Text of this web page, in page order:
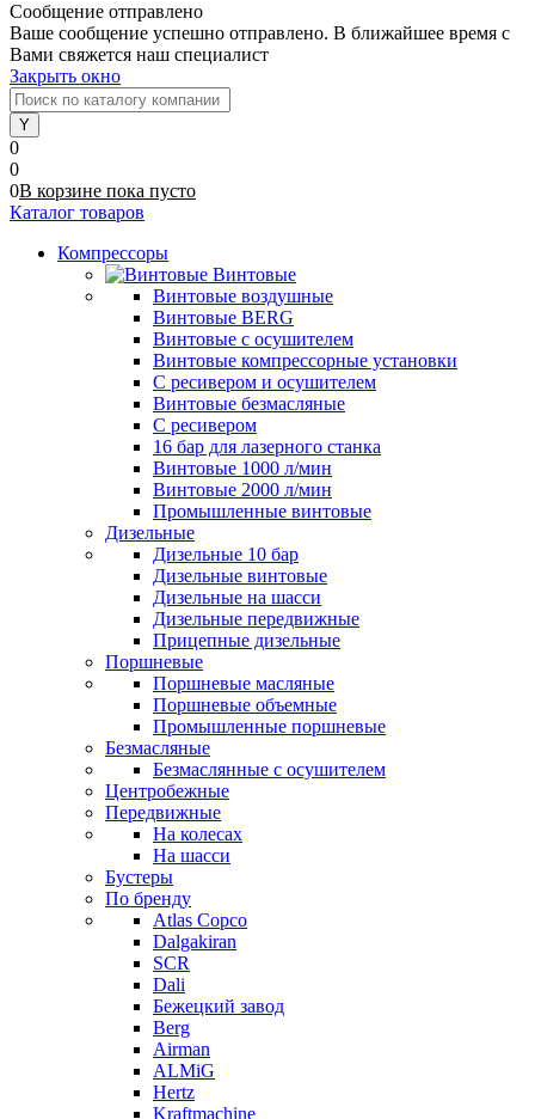
Сообщение отправлено
Ваше сообщение успешно отправлено. В ближайшее время с
Вами свяжется наш специалист
Закрыть окно
0
0
0В корзине пока пусто
Каталог товаров
Компрессоры
Винтовые
Винтовые воздушные
Винтовые BERG
Винтовые с осушителем
Винтовые компрессорные установки
C ресивером и осушителем
Винтовые безмасляные
C ресивером
16 бар для лазерного станка
Винтовые 1000 л/мин
Винтовые 2000 л/мин
Промышленные винтовые
Дизельные
Дизельные 10 бар
Дизельные винтовые
Дизельные на шасси
Дизельные передвижные
Прицепные дизельные
Поршневые
Поршневые масляные
Поршневые объемные
Промышленные поршневые
Безмасляные
Безмаслянные с осушителем
Центробежные
Передвижные
На колесах
На шасси
Бустеры
По бренду
Atlas Copco
Dalgakiran
SCR
Dali
Бежецкий завод
Berg
Airman
ALMiG
Hertz
Kraftmachine